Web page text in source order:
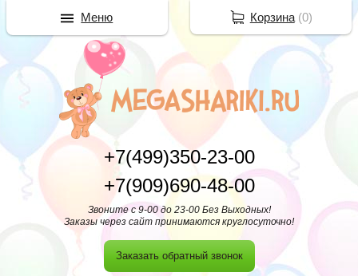
+7(499)350-23-00
+7(909)690-48-00
Звоните с 9-00 до 23-00 Без Выходных!
Заказы через сайт принимаются круглосуточно!
Заказать обратный звонок
Корзина(0)
Меню